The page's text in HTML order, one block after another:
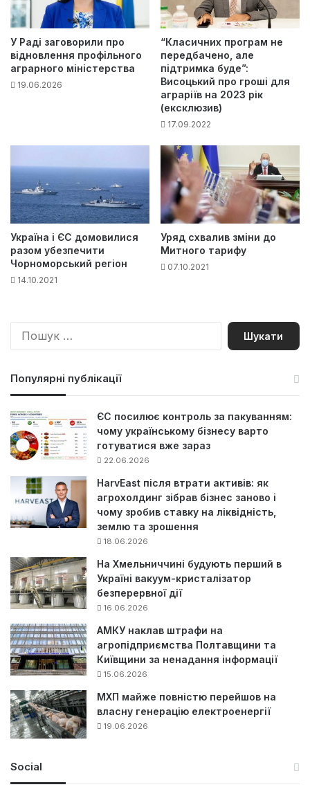
У Раді заговорили про
відновлення профільного
аграрного міністерства
19.06.2026
“Класичних програм не
передбачено, але
підтримка буде”:
Висоцький про гроші для
аграріїв на 2023 рік
(ексклюзив)
17.09.2022
Україна і ЄС домовилися
разом убезпечити
Чорноморський регіон
14.10.2021
Уряд схвалив зміни до
Митного тарифу
07.10.2021
П
Популярні публікації
ЄС посилює контроль за пакуванням:
чому українському бізнесу варто
готуватися вже зараз
22.06.2026
HarvEast після втрати активів: як
агрохолдинг зібрав бізнес заново і
чому зробив ставку на ліквідність,
землю та зрошення
18.06.2026
На Хмельниччині будують перший в
Україні вакуум-кристалізатор
безперервної дії
16.06.2026
АМКУ наклав штрафи на
агропідприємства Полтавщини та
Київщини за ненадання інформації
15.06.2026
МХП майже повністю перейшов на
власну генерацію електроенергії
19.06.2026
Social